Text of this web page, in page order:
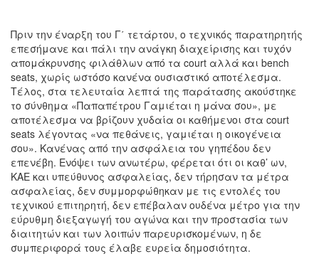
Πριν την έναρξη του Γ΄ τετάρτου, ο τεχνικός παρατηρητής
επεσήμανε και πάλι την ανάγκη διαχείρισης και τυχόν
απομάκρυνσης φιλάθλων από τα court αλλά και bench
seats, χωρίς ωστόσο κανένα ουσιαστικό αποτέλεσμα.
Τέλος, στα τελευταία λεπτά της παράτασης ακούστηκε
το σύνθημα «Παπαπέτρου Γαμιέται η μάνα σου», με
αποτέλεσμα να βρίζουν χυδαία οι καθήμενοι στα court
seats λέγοντας «να πεθάνεις, γαμιέται η οικογένεια
σου». Κανένας από την ασφάλεια του γηπέδου δεν
επενέβη. Ενόψει των ανωτέρω, φέρεται ότι οι καθ’ ων,
ΚΑΕ και υπεύθυνος ασφαλείας, δεν τήρησαν τα μέτρα
ασφαλείας, δεν συμμορφώθηκαν με τις εντολές του
τεχνικού επιτηρητή, δεν επέβαλαν ουδένα μέτρο για την
εύρυθμη διεξαγωγή του αγώνα και την προστασία των
διαιτητών και των λοιπών παρευρισκομένων, η δε
συμπεριφορά τους έλαβε ευρεία δημοσιότητα.